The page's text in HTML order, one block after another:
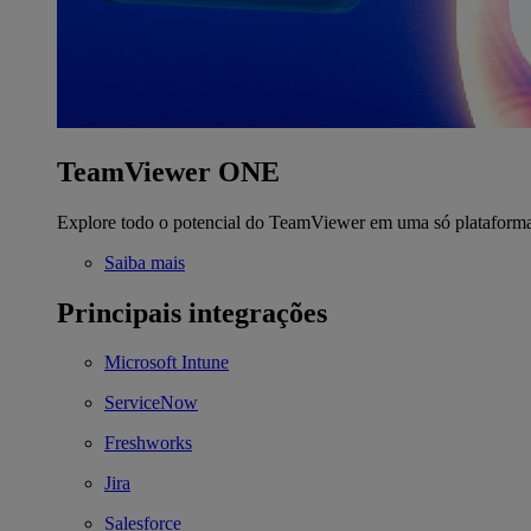
TeamViewer ONE
Explore todo o potencial do TeamViewer em uma só
Saiba mais
Principais integrações
Microsoft Intune
ServiceNow
Freshworks
Jira
Salesforce